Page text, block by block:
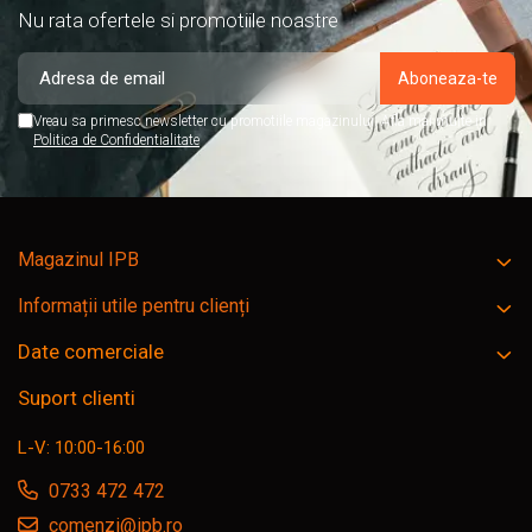
Nu rata ofertele si promotiile noastre
Vreau sa primesc newsletter cu promotiile magazinului. Afla mai multe in
Politica de Confidentialitate
Magazinul IPB
Informații utile pentru clienți
Date comerciale
Suport clienti
L-V: 10:00-16:00
0733 472 472
comenzi@ipb.ro